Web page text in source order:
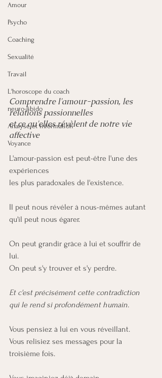
Amour
Psycho
Coaching
Sexualité
Travail
L'horoscope du coach
neuro-libido
Analyse et information
Voyance
Comprendre l'amour-passion, les
relations passionnelles
et ce qu'elles révèlent de notre vie
affective
L'amour-passion est peut-être l'une des
expériences
les plus paradoxales de l'existence.
Il peut nous révéler à nous-mêmes autant
qu'il peut nous égarer.
On peut grandir grâce à lui et souffrir de
lui.
On peut s'y trouver et s'y perdre.
Et c'est précisément cette contradiction
qui le rend si profondément humain.
Vous pensiez à lui en vous réveillant.
Vous relisiez ses messages pour la
troisième fois.